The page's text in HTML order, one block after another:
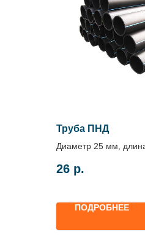
Труба ПНД
Диаметр 25 мм,
Цена указана за п.м.
26 р.
ПОДРОБНЕЕ